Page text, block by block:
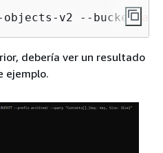
v2 --bucket
debería ver un resultado
ejemplo.